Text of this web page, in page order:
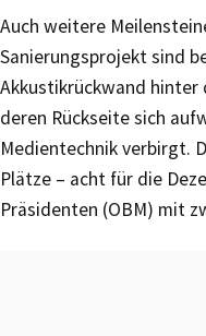
Auch weitere
Sanierungsprojekt sind
Akkustikrückwand
deren Rückseite sich
Medientechnik verbirgt.
Plätze – acht für die
Präsidenten (OBM) mit